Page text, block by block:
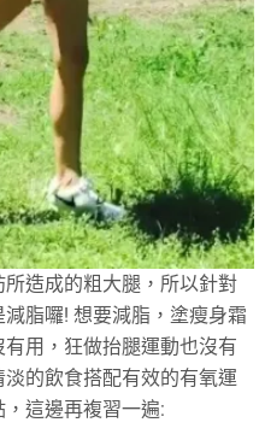
造成的粗大腿，所以針對
脂囉! 想要減脂，塗瘦身霜
用，狂做抬腿運動也沒有
的飲食搭配有效的有氧運
這邊再複習一遍: